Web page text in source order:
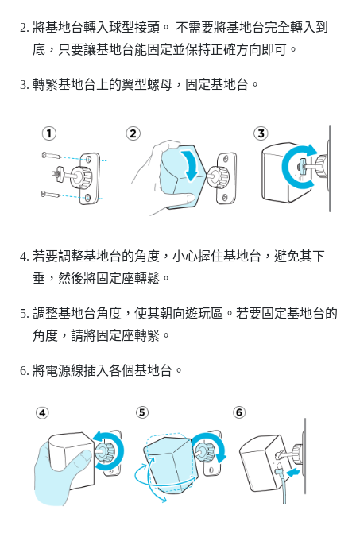
將基地台轉入球型接頭。 不需要將基地台完全轉入到
底，只要讓基地台能固定並保持正確方向即可。
轉緊基地台上的翼型螺母，固定基地台。
若要調整基地台的角度，小心握住基地台，避免其下
垂，然後將固定座轉鬆。
調整基地台角度，使其朝向遊玩區。若要固定基地台的
角度，請將固定座轉緊。
將電源線插入各個基地台。